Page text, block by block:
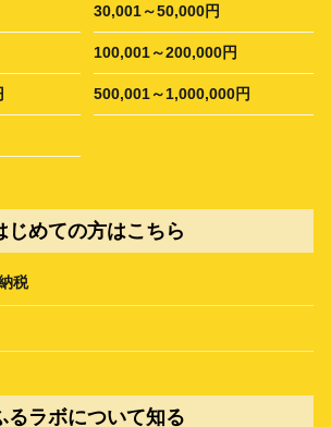
30,001～50,000円
100,001～200,000円
500,001～1,000,000円
じめての方はこちら
税
るラボについて知る